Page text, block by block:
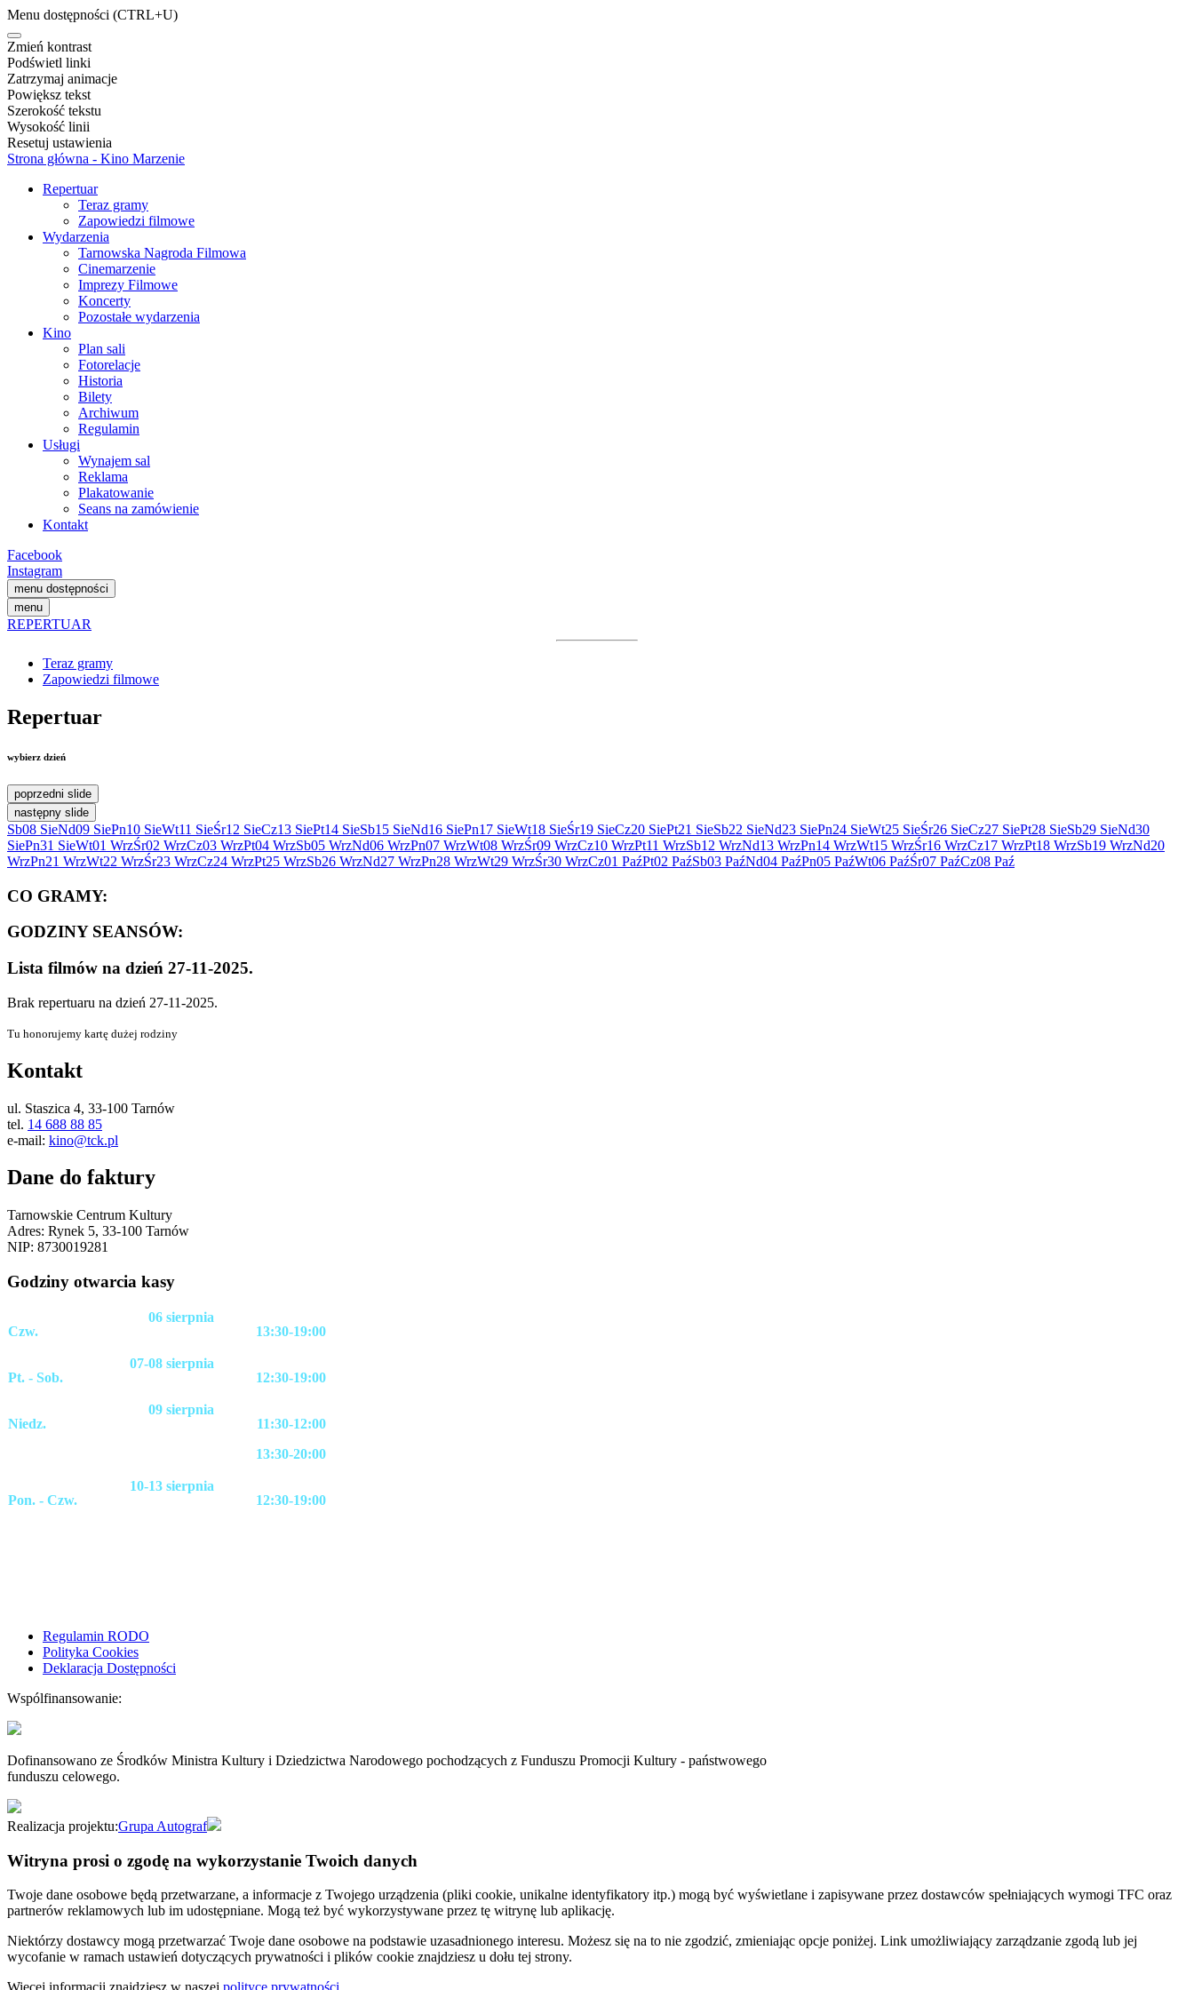
Menu dostępności (CTRL+U)
Zmień kontrast
Podświetl linki
Zatrzymaj animacje
Powiększ tekst
Szerokość tekstu
Wysokość linii
Resetuj ustawienia
Strona główna - Kino Marzenie
Repertuar
Teraz gramy
Zapowiedzi filmowe
Wydarzenia
Tarnowska Nagroda Filmowa
Cinemarzenie
Imprezy Filmowe
Koncerty
Pozostałe wydarzenia
Kino
Plan sali
Fotorelacje
Historia
Bilety
Archiwum
Regulamin
Usługi
Wynajem sal
Reklama
Plakatowanie
Seans na zamówienie
Kontakt
Facebook
Instagram
menu dostępności
menu
REPERTUAR
Teraz gramy
Zapowiedzi filmowe
Repertuar
wybierz dzień
poprzedni slide
następny slide
Sb08 SieNd09 SiePn10 SieWt11 SieŚr12 SieCz13 SiePt14 SieSb15 SieNd16 SiePn17 SieWt18 SieŚr19 SieCz20 SiePt21 SieSb22 SieNd23 SiePn24 SieWt25 SieŚr26 SieCz27 SiePt28 SieSb29 SieNd30
SiePn31 SieWt01 WrzŚr02 WrzCz03 WrzPt04 WrzSb05 WrzNd06 WrzPn07 WrzWt08 WrzŚr09 WrzCz10 WrzPt11 WrzSb12 WrzNd13 WrzPn14 WrzWt15 WrzŚr16 WrzCz17 WrzPt18 WrzSb19 WrzNd20
WrzPn21 WrzWt22 WrzŚr23 WrzCz24 WrzPt25 WrzSb26 WrzNd27 WrzPn28 WrzWt29 WrzŚr30 WrzCz01 PaźPt02 PaźSb03 PaźNd04 PaźPn05 PaźWt06 PaźŚr07 PaźCz08 Paź
CO GRAMY:
GODZINY SEANSÓW:
Lista filmów na dzień 27-11-2025.
Brak repertuaru na dzień 27-11-2025.
Tu honorujemy kartę dużej rodziny
Kontakt
ul. Staszica 4, 33-100 Tarnów
tel. 14 688 88 85
e-mail: kino@tck.pl
Dane do faktury
Tarnowskie Centrum Kultury
Adres: Rynek 5, 33-100 Tarnów
NIP: 8730019281
Godziny otwarcia kasy
Czw.
06 sierpnia
13:30-19:00
Pt. - Sob.
07-08 sierpnia
12:30-19:00
Niedz.
09 sierpnia
11:30-12:00
13:30-20:00
Pon. - Czw.
10-13 sierpnia
12:30-19:00
Regulamin RODO
Polityka Cookies
Deklaracja Dostępności
Wspólfinansowanie:
Dofinansowano ze Środków Ministra Kultury i Dziedzictwa Narodowego pochodzących z Funduszu Promocji Kultury - państwowego
funduszu celowego.
Realizacja projektu:Grupa Autograf
Witryna prosi o zgodę na wykorzystanie Twoich danych
Twoje dane osobowe będą przetwarzane, a informacje z Twojego urządzenia (pliki cookie, unikalne identyfikatory itp.) mogą być wyświetlane i zapisywane przez dostawców spełniających wymogi TFC oraz
partnerów reklamowych lub im udostępniane. Mogą też być wykorzystywane przez tę witrynę lub aplikację.
Niektórzy dostawcy mogą przetwarzać Twoje dane osobowe na podstawie uzasadnionego interesu. Możesz się na to nie zgodzić, zmieniając opcje poniżej. Link umożliwiający zarządzanie zgodą lub jej
wycofanie w ramach ustawień dotyczących prywatności i plików cookie znajdziesz u dołu tej strony.